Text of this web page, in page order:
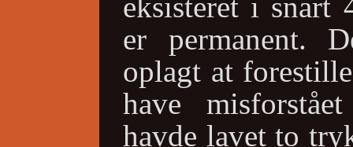
er permanent.
oplagt at
have
havde lavet to